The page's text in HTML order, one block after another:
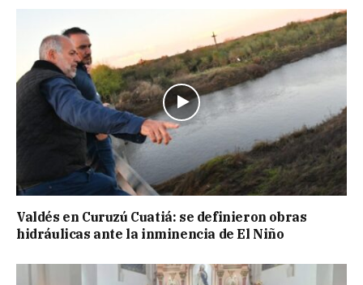
Valdés en Curuzú Cuatiá: se definieron obras
hidráulicas ante la inminencia de El Niño